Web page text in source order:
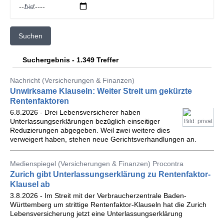
bis:
Suchen
Suchergebnis - 1.349 Treffer
Nachricht (Versicherungen & Finanzen)
Unwirksame Klauseln: Weiter Streit um gekürzte
Rentenfaktoren
Bild: privat
6.8.2026 - Drei Lebensversicherer haben
Unterlassungserklärungen bezüglich einseitiger
Reduzierungen abgegeben. Weil zwei weitere dies
verweigert haben, stehen neue Gerichtsverhandlungen an.
Medienspiegel (Versicherungen & Finanzen) Procontra
Zurich gibt Unterlassungserklärung zu Rentenfaktor-
Klausel ab
3.8.2026 - Im Streit mit der Verbraucherzentrale Baden-
Württemberg um strittige Rentenfaktor-Klauseln hat die Zurich
Lebensversicherung jetzt eine Unterlassungserklärung